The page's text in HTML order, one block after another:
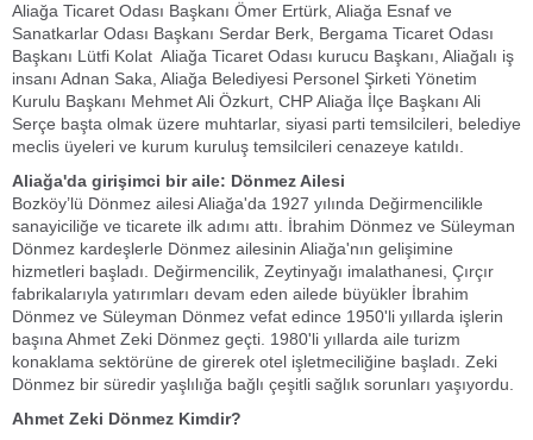
Aliağa Ticaret Odası Başkanı Ömer Ertürk, Aliağa Esnaf ve
Sanatkarlar Odası Başkanı Serdar Berk, Bergama Ticaret Odası
Başkanı Lütfi Kolat Aliağa Ticaret Odası kurucu Başkanı, Aliağalı iş
insanı Adnan Saka, Aliağa Belediyesi Personel Şirketi Yönetim
Kurulu Başkanı Mehmet Ali Özkurt, CHP Aliağa İlçe Başkanı Ali
Serçe başta olmak üzere muhtarlar, siyasi parti temsilcileri, belediye
meclis üyeleri ve kurum kuruluş temsilcileri cenazeye katıldı.
Aliağa'da girişimci bir aile: Dönmez Ailesi
Bozköy’lü Dönmez ailesi Aliağa'da 1927 yılında Değirmencilikle
sanayiciliğe ve ticarete ilk adımı attı. İbrahim Dönmez ve Süleyman
Dönmez kardeşlerle Dönmez ailesinin Aliağa'nın gelişimine
hizmetleri başladı. Değirmencilik, Zeytinyağı imalathanesi, Çırçır
fabrikalarıyla yatırımları devam eden ailede büyükler İbrahim
Dönmez ve Süleyman Dönmez vefat edince 1950'li yıllarda işlerin
başına Ahmet Zeki Dönmez geçti. 1980'li yıllarda aile turizm
konaklama sektörüne de girerek otel işletmeciliğine başladı. Zeki
Dönmez bir süredir yaşlılığa bağlı çeşitli sağlık sorunları yaşıyordu.
Ahmet Zeki Dönmez Kimdir?